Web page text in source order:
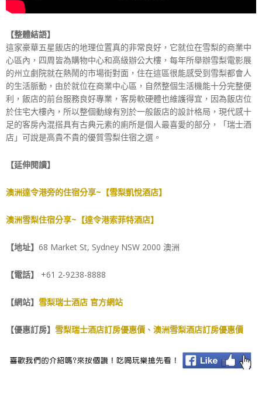
【整體結語】
這家豪華五星飯店的地理位置真的非常良好，它就位在雪梨的商業中
心區內，四周皆為購物中心和高級辦公大樓，每年所舉辦雪梨電影展
的州立劇院就在熱鬧的市場街對面，住在這區很能感受到雪梨都會人
的生活脈動，由於就位在商業中心區，自然整個生活機能十分完整便
利，飯店的前台服務良好專業，客房軟硬體也維護得宜，因為飯店位
於住宅大樓內，所以整個動線有別於一般飯店的設計格局，現代感十
足的客房內混搭具有古典元素的廁所是個人最喜愛的部分，「瑞士酒
店」可說是高貴不貴的優質雪梨住宿之選。
【延伸閱讀】
澳洲達令港旁的住宿分享~【雪梨凱悅酒店】
澳洲雪梨住宿分享~【達令港索菲特酒店】
【地址】 68 Market St, Sydney NSW 2000 澳洲
【電話】 +61 2-9238-8888
【網站】 雪梨瑞士酒店 官方網站
【優惠訂房】 雪梨瑞士酒店訂房優惠價 、 澳洲雪梨酒店訂房優惠價